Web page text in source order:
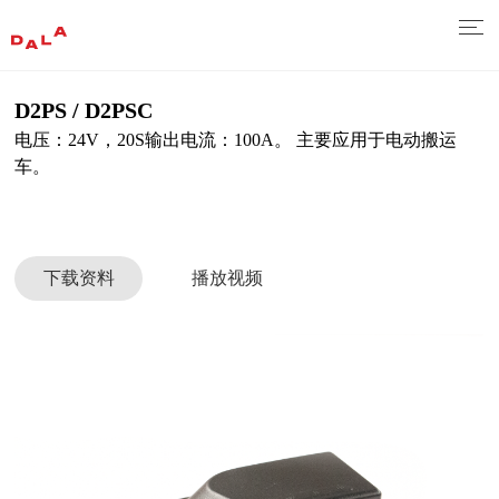
D2PS / D2PSC
电压：24V，20S输出电流：100A。 主要应用于电动搬运
车。
下载资料 播放视频